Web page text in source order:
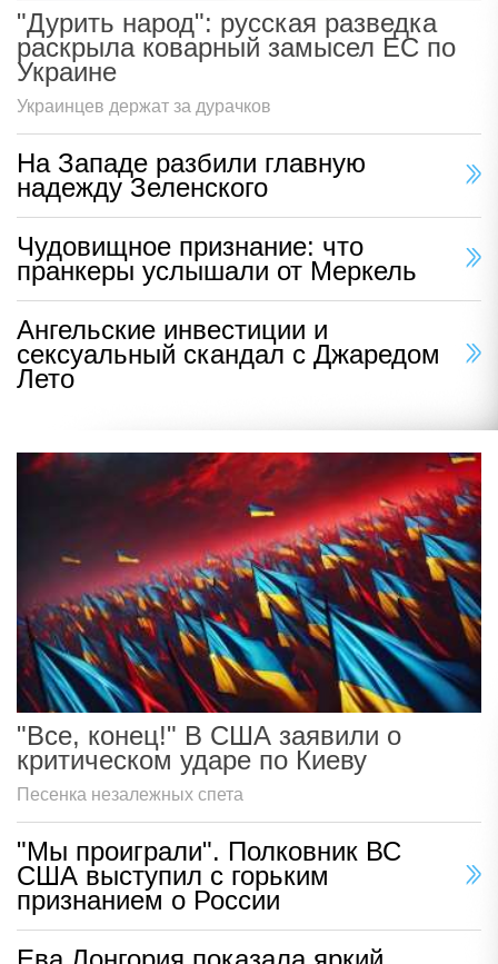
"Дурить народ": русская разведка
раскрыла коварный замысел ЕС по
Украине
Украинцев держат за дурачков
На Западе разбили главную
надежду Зеленского
Чудовищное признание: что
пранкеры услышали от Меркель
Ангельские инвестиции и
сексуальный скандал с Джаредом
Лето
"Все, конец!" В США заявили о
критическом ударе по Киеву
Песенка незалежных спета
"Мы проиграли". Полковник ВС
США выступил с горьким
признанием о России